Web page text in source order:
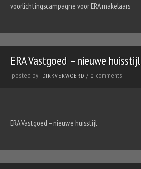
voorlichtingscampagne voor ERA makelaars
ERA Vastgoed – nieuwe huisstijl
posted by DIRKVERWOERD / 0 comments
ERA Vastgoed – nieuwe huisstijl